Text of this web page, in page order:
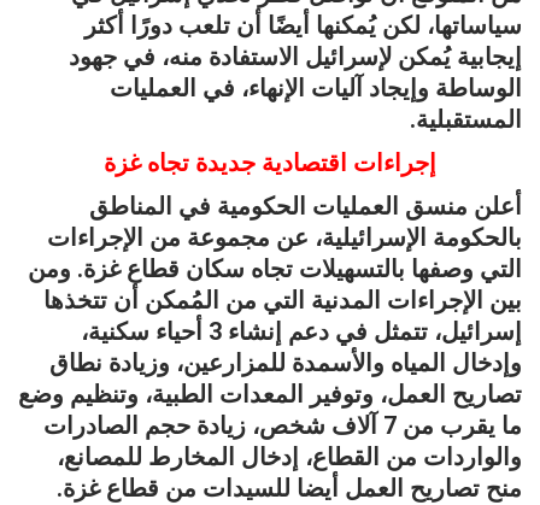
سياساتها، لكن يُمكنها أيضًا أن تلعب دورًا أكثر
إيجابية يُمكن لإسرائيل الاستفادة منه، في جهود
الوساطة وإيجاد آليات الإنهاء، في العمليات
المستقبلية.
إجراءات اقتصادية جديدة تجاه غزة
أعلن منسق العمليات الحكومية في المناطق
بالحكومة الإسرائيلية، عن مجموعة من الإجراءات
التي وصفها بالتسهيلات تجاه سكان قطاع غزة. ومن
بين الإجراءات المدنية التي من المُمكن أن تتخذها
إسرائيل، تتمثل في دعم إنشاء 3 أحياء سكنية،
وإدخال المياه والأسمدة للمزارعين، وزيادة نطاق
تصاريح العمل، وتوفير المعدات الطبية، وتنظيم وضع
ما يقرب من 7 آلاف شخص، زيادة حجم الصادرات
والواردات من القطاع، إدخال المخارط للمصانع،
منح تصاريح العمل أيضا للسيدات من قطاع غزة.